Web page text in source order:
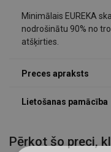
Minimālais EUREKA
nodrošinātu 90% no
atšķirties.
izturīgu un
Drošs un
satvērienu
nepieciešami
Pērkot šo preci,